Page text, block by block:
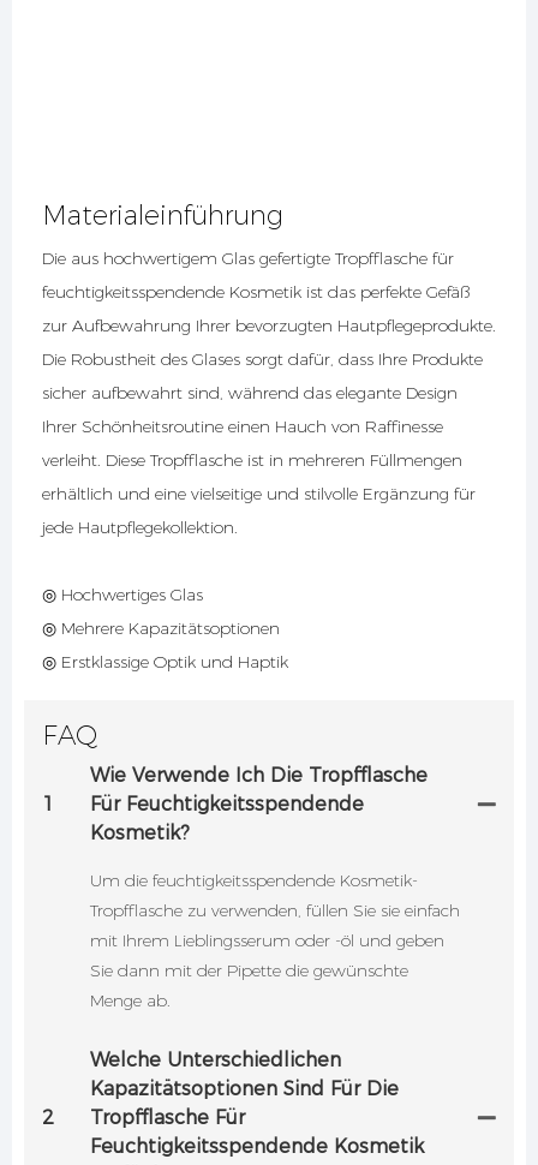
Materialeinführung
Die aus hochwertigem Glas gefertigte Tropfflasche für
feuchtigkeitsspendende Kosmetik ist das perfekte Gefäß
zur Aufbewahrung Ihrer bevorzugten Hautpflegeprodukte.
Die Robustheit des Glases sorgt dafür, dass Ihre Produkte
sicher aufbewahrt sind, während das elegante Design
Ihrer Schönheitsroutine einen Hauch von Raffinesse
verleiht. Diese Tropfflasche ist in mehreren Füllmengen
erhältlich und eine vielseitige und stilvolle Ergänzung für
jede Hautpflegekollektion.
◎ Hochwertiges Glas
◎ Mehrere Kapazitätsoptionen
◎ Erstklassige Optik und Haptik
FAQ
1
Wie Verwende Ich Die Tropfflasche
Für Feuchtigkeitsspendende
Kosmetik?
Um die feuchtigkeitsspendende Kosmetik-
Tropfflasche zu verwenden, füllen Sie sie einfach
mit Ihrem Lieblingsserum oder -öl und geben
Sie dann mit der Pipette die gewünschte
Menge ab.
2
Welche Unterschiedlichen
Kapazitätsoptionen Sind Für Die
Tropfflasche Für
Feuchtigkeitsspendende Kosmetik